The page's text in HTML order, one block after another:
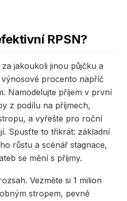
RPSN?
jakoukoli jinou půjčku a
procento napříč
Namodelujte příjem v první
z podílu na příjmech,
a vyřešte pro roční
Spusťte to třikrát: základní
růstu a scénář stagnace,
se mění s příjmy.
Vezměte si 1 milion
stropem, pevně